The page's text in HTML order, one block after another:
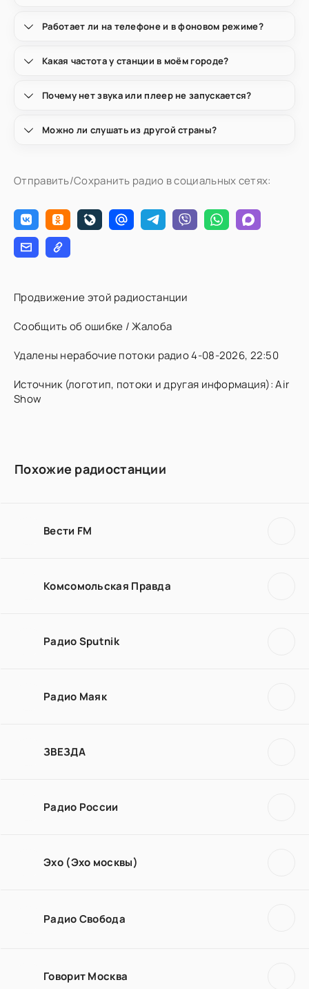
Работает ли на телефоне и в фоновом режиме?
Какая частота у станции в моём городе?
Почему нет звука или плеер не запускается?
Можно ли слушать из другой страны?
Отправить/Сохранить радио в социальных сетях:
Продвижение этой радиостанции
Сообщить об ошибке / Жалоба
Удалены нерабочие потоки радио 4-08-2026, 22:50
Источник (логотип, потоки и другая информация): Air
Show
Похожие радиостанции
Вести FM
Комсомольская Правда
Радио Sputnik
Радио Маяк
ЗВЕЗДА
Радио России
Эхо (Эхо москвы)
Радио Свобода
Говорит Москва